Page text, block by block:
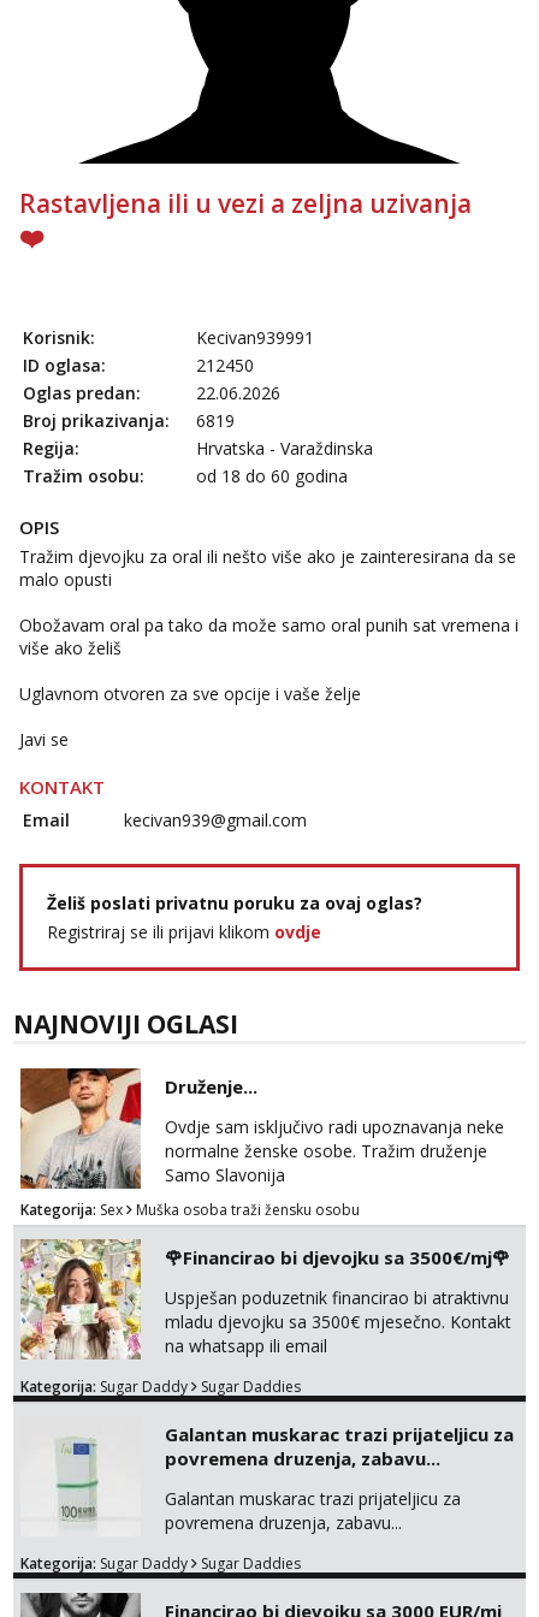
Rastavljena ili u vezi a zeljna uzivanja
❤️
Korisnik:
Kecivan939991
ID oglasa:
212450
Oglas predan:
22.06.2026
Broj prikazivanja:
6819
Regija:
Hrvatska - Varaždinska
Tražim osobu:
od 18 do 60 godina
OPIS
Tražim djevojku za oral ili nešto više ako je zainteresirana da se
malo opusti
Obožavam oral pa tako da može samo oral punih sat vremena i
više ako želiš
Uglavnom otvoren za sve opcije i vaše želje
Javi se
KONTAKT
Email kecivan939@gmail.com
Želiš poslati privatnu poruku za ovaj oglas?
Registriraj se ili prijavi klikom ovdje
NAJNOVIJI OGLASI
Druženje...
Ovdje sam isključivo radi upoznavanja neke
normalne ženske osobe. Tražim druženje
Samo Slavonija
Kategorija: Sex Muška osoba traži žensku osobu
🌹Financirao bi djevojku sa 3500€/mj🌹
Uspješan poduzetnik financirao bi atraktivnu
mladu djevojku sa 3500€ mjesečno. Kontakt
na whatsapp ili email
Kategorija: Sugar Daddy Sugar Daddies
Galantan muskarac trazi prijateljicu za
povremena druzenja, zabavu...
Galantan muskarac trazi prijateljicu za
povremena druzenja, zabavu...
Kategorija: Sugar Daddy Sugar Daddies
Financirao bi djevojku sa 3000 EUR/mj